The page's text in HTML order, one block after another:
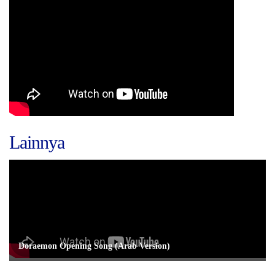
Lainnya
Doraemon Opening Song (Arab Version)